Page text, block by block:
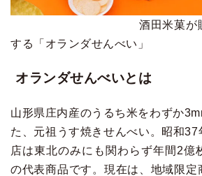
酒田米菓が販売す
する「オランダせんべい」
オランダせんべいとは
山形県庄内産のうるち米をわずか
た、元祖うす焼きせんべい。昭和
店は東北のみにも関わらず年間2億
の代表商品です。現在は、地域限定